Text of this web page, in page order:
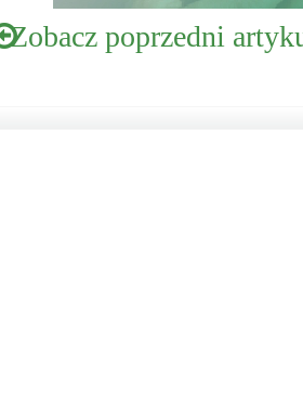
Zobacz poprzedni